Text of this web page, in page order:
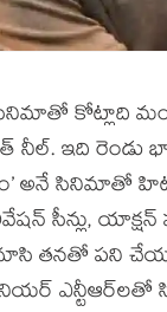
సినిమాతో కోట్లాది
ఇది రెండు
అనే సినిమాతో
సీన్లు,
తనతో పని
ఎన్టీఆర్‌లతో